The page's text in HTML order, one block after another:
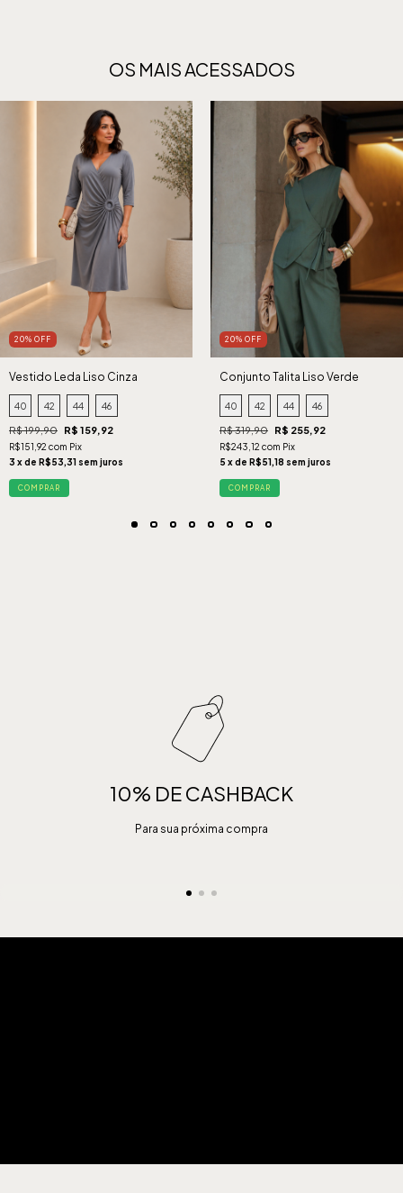
OS MAIS ACESSADOS
20% OFF
Vestido Leda Liso Cinza
40 42 44 46
R$ 199,90 R$ 159,92
R$151,92 com Pix
3 x de R$53,31 sem juros
COMPRAR
20% OFF
Conjunto Talita Liso Verde
40 42 44 46
R$ 319,90 R$ 255,92
R$243,12 com Pix
5 x de R$51,18 sem juros
COMPRAR
10% DE CASHBACK
Para sua próxima compra